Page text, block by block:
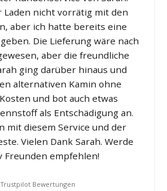
Laden nicht vorrätig mit den
aber ich hatte bereits eine
Die Lieferung wäre nach
aber die freundliche
ging darüber hinaus und
alternativen Kamin ohne
und bot auch etwas
als Entschädigung an.
mit diesem Service und der
Vielen Dank Sarah. Werde
Freunden empfehlen!
Trustpilot Bewertungen